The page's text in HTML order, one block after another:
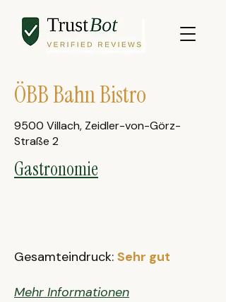
ÖBB Bahn Bistro
9500 Villach, Zeidler-von-Görz-
Straße 2
Gastronomie
Gesamteindruck: Sehr gut
Mehr Informationen